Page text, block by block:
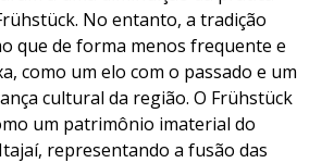
No entanto, a tradição
que de forma menos frequente e
como um elo com o passado e um
cultural da região. O Frühstück
um patrimônio imaterial do
representando a fusão das